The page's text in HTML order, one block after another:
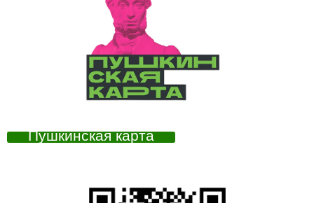
Пушкинская карта